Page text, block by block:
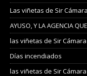
Las viñetas de Sir Cámara
AYUSO, Y LA AGENCIA
las viñetas de Sir Cámara
Días incendiados
las viñetas de Sir Cámara